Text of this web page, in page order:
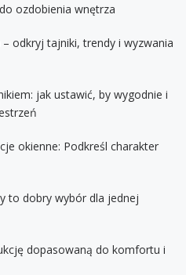
ozdobienia wnętrza
odkryj tajniki, trendy i wyzwania
jak ustawić, by wygodnie i
okienne: Podkreśl charakter
to dobry wybór dla jednej
dopasowaną do komfortu i